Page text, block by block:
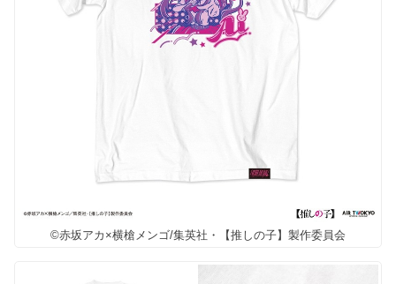
©赤坂アカ×横槍メンゴ/集英社・【推しの子】製作委員会